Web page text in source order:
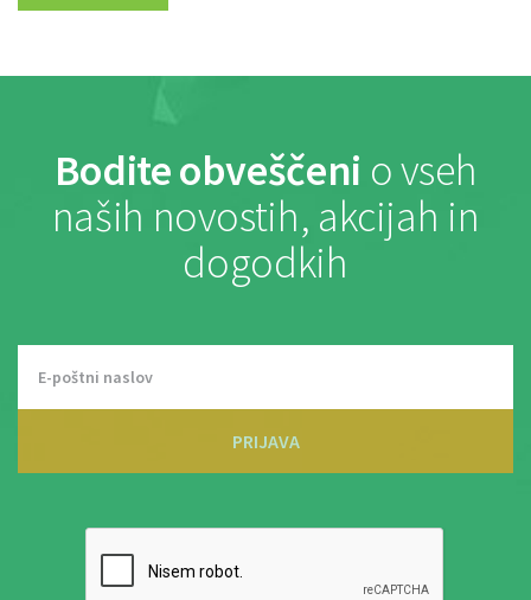
Bodite obveščeni o vseh
naših novostih, akcijah in
dogodkih
PRIJAVA